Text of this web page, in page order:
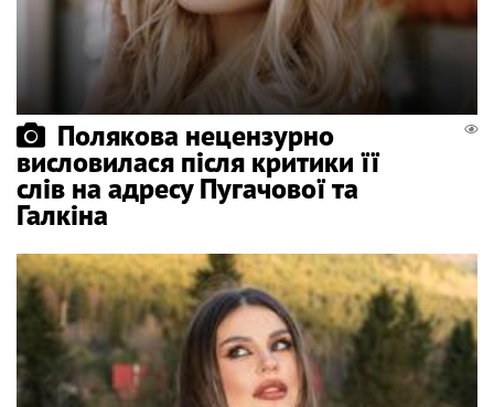
Полякова нецензурно
висловилася після критики її
слів на адресу Пугачової та
Галкіна